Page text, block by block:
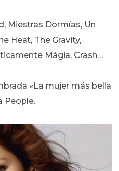
Miestras Dormías, Un
Heat, The Gravity,
Mágia, Crash…
«La mujer más bella
People.